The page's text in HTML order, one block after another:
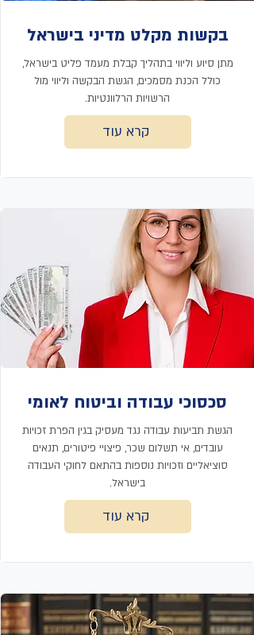
בקשות מקלט מדיני בישראל
מתן סיוע וליווי בתהליך קבלת מעמד פליט בישראל,
כולל הכנת מסמכים, הגשת הבקשה וליווי מול
הרשויות הרלוונטיות.
קרא עוד
סכסוכי עבודה וביטוח לאומי
הגשת תביעות עבודה נגד מעסיק בגין הפרת זכויות
עובדים, אי תשלום שכר, פיצויי פיטורים, תנאים
סוציאליים וזכויות נוספות בהתאם לחוקי העבודה
בישראל.
קרא עוד